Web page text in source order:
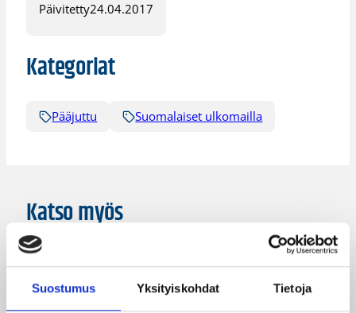
Suostumus Yksityiskohdat Tietoja
Päivitetty24.04.2017
Kategoriat
Pääjuttu Suomalaiset ulkomailla
Katso myös